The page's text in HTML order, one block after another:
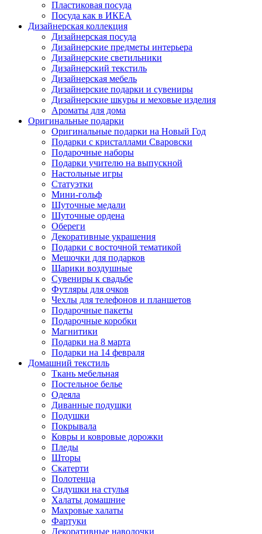
Пластиковая посуда
Посуда как в ИКЕА
Дизайнерская коллекция
Дизайнерская посуда
Дизайнерские предметы интерьера
Дизайнерские светильники
Дизайнерский текстиль
Дизайнерская мебель
Дизайнерские подарки и сувениры
Дизайнерские шкуры и меховые изделия
Ароматы для дома
Оригинальные подарки
Оригинальные подарки на Новый Год
Подарки с кристаллами Сваровски
Подарочные наборы
Подарки учителю на выпускной
Настольные игры
Статуэтки
Мини-гольф
Шуточные медали
Шуточные ордена
Обереги
Декоративные украшения
Подарки с восточной тематикой
Мешочки для подарков
Шарики воздушные
Сувениры к свадьбе
Футляры для очков
Чехлы для телефонов и планшетов
Подарочные пакеты
Подарочные коробки
Магнитики
Подарки на 8 марта
Подарки на 14 февраля
Домашний текстиль
Ткань мебельная
Постельное белье
Одеяла
Диванные подушки
Подушки
Покрывала
Ковры и ковровые дорожки
Пледы
Шторы
Скатерти
Полотенца
Сидушки на стулья
Халаты домашние
Махровые халаты
Фартуки
Декоративные наволочки